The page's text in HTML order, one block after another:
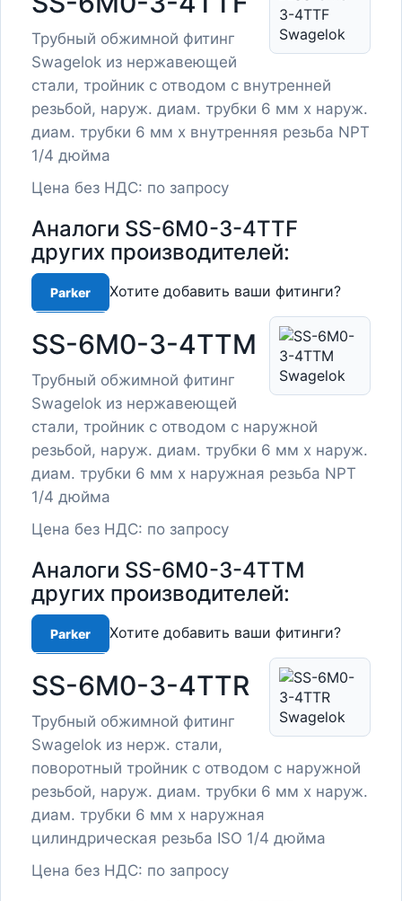
Трубный обжимной фитинг
Swagelok из нержавеющей
стали, тройник с отводом с внутренней
резьбой, наруж. диам. трубки 6 мм х наруж.
диам. трубки 6 мм х внутренняя резьба NPT
1/4 дюйма
Цена без НДС: по запросу
Аналоги SS-6M0-3-4TTF
других производителей:
Parker Хотите добавить ваши фитинги?
SS-6M0-3-4TTM
Трубный обжимной фитинг
Swagelok из нержавеющей
стали, тройник с отводом с наружной
резьбой, наруж. диам. трубки 6 мм x наруж.
диам. трубки 6 мм x наружная резьба NPT
1/4 дюйма
Цена без НДС: по запросу
Аналоги SS-6M0-3-4TTM
других производителей:
Parker Хотите добавить ваши фитинги?
SS-6M0-3-4TTR
Трубный обжимной фитинг
Swagelok из нерж. стали,
поворотный тройник с отводом с наружной
резьбой, наруж. диам. трубки 6 мм х наруж.
диам. трубки 6 мм х наружная
цилиндрическая резьба ISO 1/4 дюйма
Цена без НДС: по запросу